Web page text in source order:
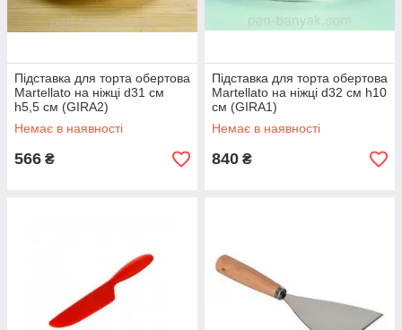
Підставка для торта обертова
Martellato на ніжці d31 см
h5,5 см (GIRA2)
Немає в наявності
566 ₴
Підставка для торта обертова
Martellato на ніжці d32 см h10
см (GIRA1)
Немає в наявності
840 ₴